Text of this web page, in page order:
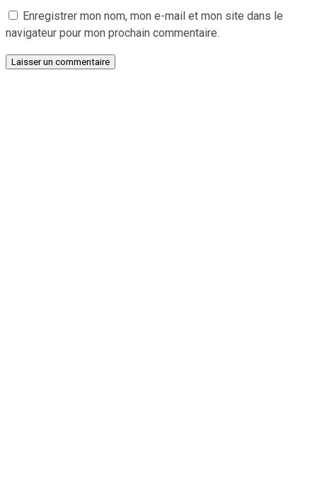
Enregistrer mon nom, mon e-mail et mon site dans le
navigateur pour mon prochain commentaire.